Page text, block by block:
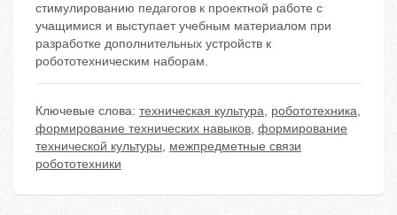
стимулированию педагогов к проектной работе с
учащимися и выступает учебным материалом при
разработке дополнительных устройств к
робототехническим наборам.
Ключевые слова: техническая культура, робототехника,
формирование технических навыков, формирование
технической культуры, межпредметные связи
робототехники